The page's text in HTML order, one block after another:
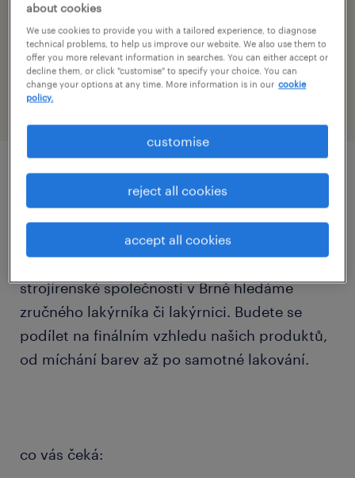
specialism
strojírenství
Hledáte práci, za kterou je hned vidět
strojírenské společnosti v Brně hledáme
zručného lakýrníka či lakýrnici. Budete se
podílet na finálním vzhledu našich produktů,
od míchání barev až po samotné lakování.
co vás čeká:
about cookies
We use cookies to provide you with a tailored experience, to diagnose
technical problems, to help us improve our website. We also use them to
offer you more relevant information in searches. You can either accept or
decline them, or click "customise" to specify your choice. You can
change your options at any time. More information is in our cookie
policy.
customise
reject all cookies
accept all cookies